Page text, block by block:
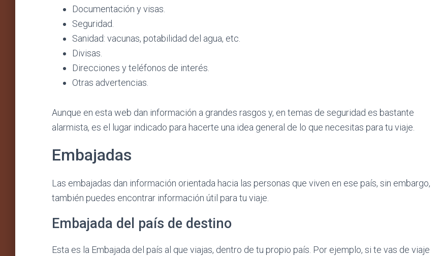
Documentación y visas.
Seguridad.
Sanidad: vacunas, potabilidad del agua, etc.
Divisas.
Direcciones y teléfonos de interés.
Otras advertencias.
Aunque en esta web dan información a grandes rasgos y, en temas de seguridad es bastante
alarmista, es el lugar indicado para hacerte una idea general de lo que necesitas para tu viaje.
Embajadas
Las embajadas dan información orientada hacia las personas que viven en ese país, sin embargo,
también puedes encontrar información útil para tu viaje.
Embajada del país de destino
Esta es la Embajada del país al que viajas, dentro de tu propio país. Por ejemplo, si te vas de viaje